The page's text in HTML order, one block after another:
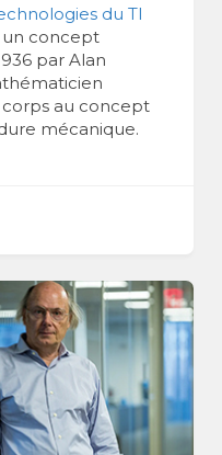
du TI
un concept
par Alan
au concept
mécanique.